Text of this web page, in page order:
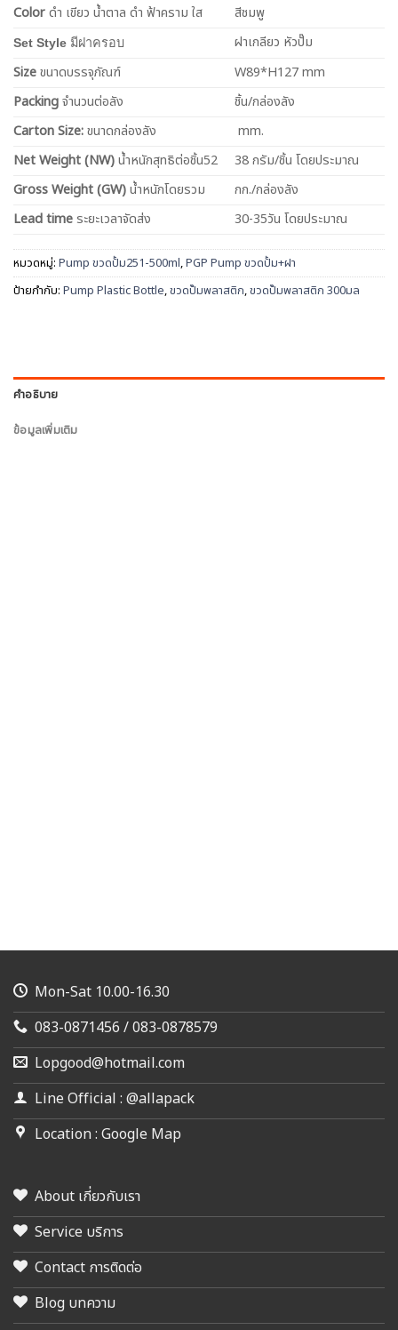
Colorดำ เขียว น้ำตาล ดำ ฟ้าคราม ใส สีชมพู
Set Style มีฝาครอบ
ฝาเกลียว หัวปั๊ม
Sizeขนาดบรรจุภัณฑ์
W89*H127 mm
Packingจำนวนต่อลัง
ชิ้น/กล่องลัง
Carton Size:ขนาดกล่องลัง
mm.
NetWeight (NW)น้ำหนักสุทธิต่อชิ้น52
38 กรัม/ชิ้น โดยประมาณ
Gross Weight (GW)น้ำหนักโดยรวม
กก./กล่องลัง
Lead time ระยะเวลาจัดส่ง 30-35วัน โดยประมาณ
หมวดหมู่: Pump ขวดปั้ม251-500ml,PGP Pump ขวดปั้ม+ฝา
ป้ายกำกับ: Pump Plastic Bottle,ขวดปั๊มพลาสติก,ขวดปั๊มพลาสติก 300มล
คำอธิบาย
ข้อมูลเพิ่มเติม
Mon-Sat 10.00-16.30
083-0871456 / 083-0878579
Lopgood@hotmail.com
Line Official : @allapack
Location : Google Map
About เกี่ยวกับเรา
Service บริการ
Contact การติดต่อ
Blog บทความ